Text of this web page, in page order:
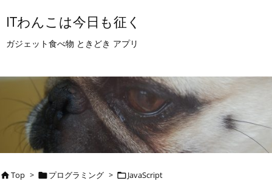
ITわんこは今日も征く
ガジェット食べ物 ときどき アプリ
Top > プログラミング > JavaScript